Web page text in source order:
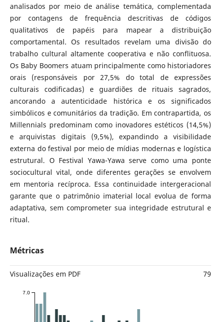
analisados por meio de análise temática, complementada
por contagens de frequência descritivas de códigos
qualitativos de papéis para mapear a distribuição
comportamental. Os resultados revelam uma divisão do
trabalho cultural altamente cooperativa e não conflituosa.
Os Baby Boomers atuam principalmente como historiadores
orais (responsáveis por 27,5% do total de expressões
culturais codificadas) e guardiões de rituais sagrados,
ancorando a autenticidade histórica e os significados
simbólicos e comunitários da tradição. Em contrapartida, os
Millennials predominam como inovadores estéticos (14,5%)
e arquivistas digitais (9,5%), expandindo a visibilidade
externa do festival por meio de mídias modernas e logística
estrutural. O Festival Yawa-Yawa serve como uma ponte
sociocultural vital, onde diferentes gerações se envolvem
em mentoria recíproca. Essa continuidade intergeracional
garante que o patrimônio imaterial local evolua de forma
adaptativa, sem comprometer sua integridade estrutural e
ritual.
Métricas
Visualizações em PDF 79
7.0